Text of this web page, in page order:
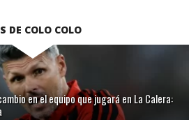
DE COLO COLO
en el equipo que jugará en La Calera: